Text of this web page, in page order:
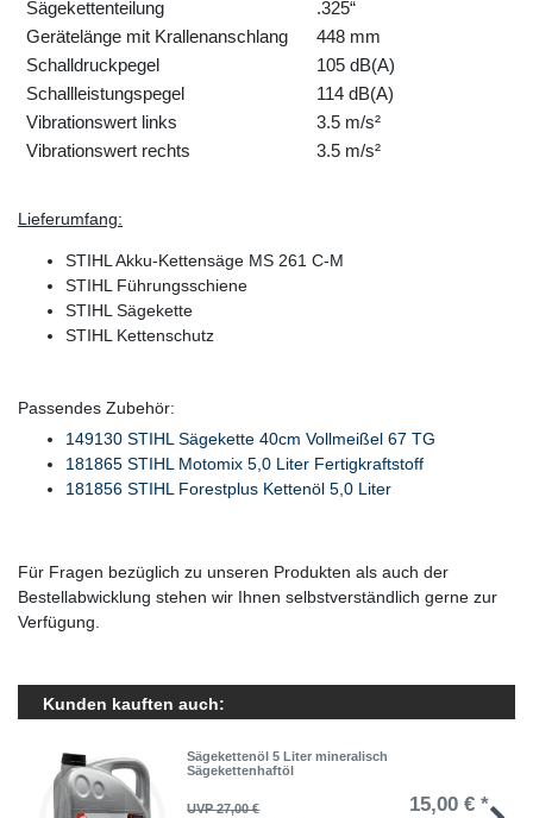
Sägekettenteilung
.325“
Gerätelänge mit Krallenanschlang
448 mm
Schalldruckpegel
105 dB(A)
Schallleistungspegel
114 dB(A)
Vibrationswert links
3.5 m/s²
Vibrationswert rechts
3.5 m/s²
Lieferumfang:
STIHL Akku-Kettensäge MS 261 C-M
STIHL Führungsschiene
STIHL Sägekette
STIHL Kettenschutz
Passendes Zubehör:
149130 STIHL Sägekette 40cm Vollmeißel 67 TG
181865 STIHL Motomix 5,0 Liter Fertigkraftstoff
181856 STIHL Forestplus Kettenöl 5,0 Liter
Für Fragen bezüglich zu unseren Produkten als auch der
Bestellabwicklung stehen wir Ihnen selbstverständlich gerne zur
Verfügung.
Kunden kauften auch:
Sägekettenöl 5 Liter mineralisch
Sägekettenhaftöl
UVP 27,00 € 15,00 € *